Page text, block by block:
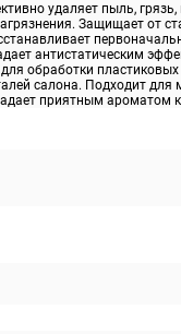
удаляет пыль,
Защищает от
антистатическим
обработки пластиковых
салона. Подходит для
приятным ароматом